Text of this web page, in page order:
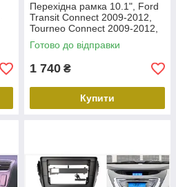
Перехідна рамка 10.1", Ford
Transit Connect 2009-2012,
Tourneo Connect 2009-2012,
Carav 22-2305
Готово до відправки
1 740 ₴
Купити